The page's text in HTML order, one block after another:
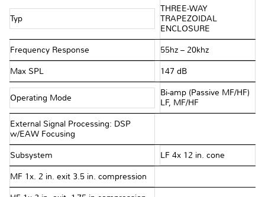
Typ
THREE-WAY
TRAPEZOIDAL
ENCLOSURE
Frequency Response 55hz – 20khz
Max SPL 147 dB
Operating Mode
Bi-amp (Passive MF/HF)
LF, MF/HF
External Signal Processing: DSP
w/EAW Focusing
Subsystem LF 4x 12 in. cone
MF 1x. 2 in. exit 3.5 in. compression